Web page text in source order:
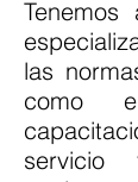
las
como